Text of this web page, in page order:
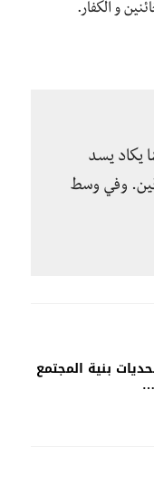
و الكفار.
يكاد يسد
وفي وسط
بنية المجتمع